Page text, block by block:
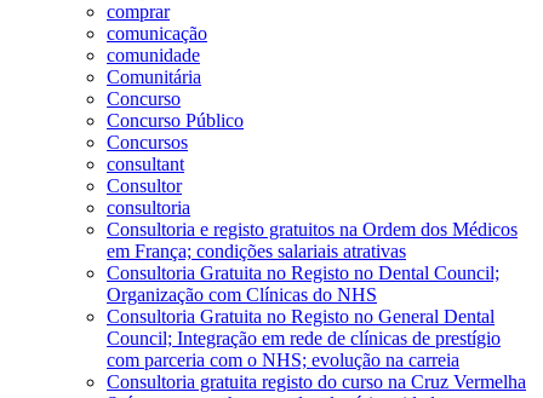
comprar
comunicação
comunidade
Comunitária
Concurso
Concurso Público
Concursos
consultant
Consultor
consultoria
Consultoria e registo gratuitos na Ordem dos Médicos
em França; condições salariais atrativas
Consultoria Gratuita no Registo no Dental Council;
Organização com Clínicas do NHS
Consultoria Gratuita no Registo no General Dental
Council; Integração em rede de clínicas de prestígio
com parceria com o NHS; evolução na carreia
Consultoria gratuita registo do curso na Cruz Vermelha